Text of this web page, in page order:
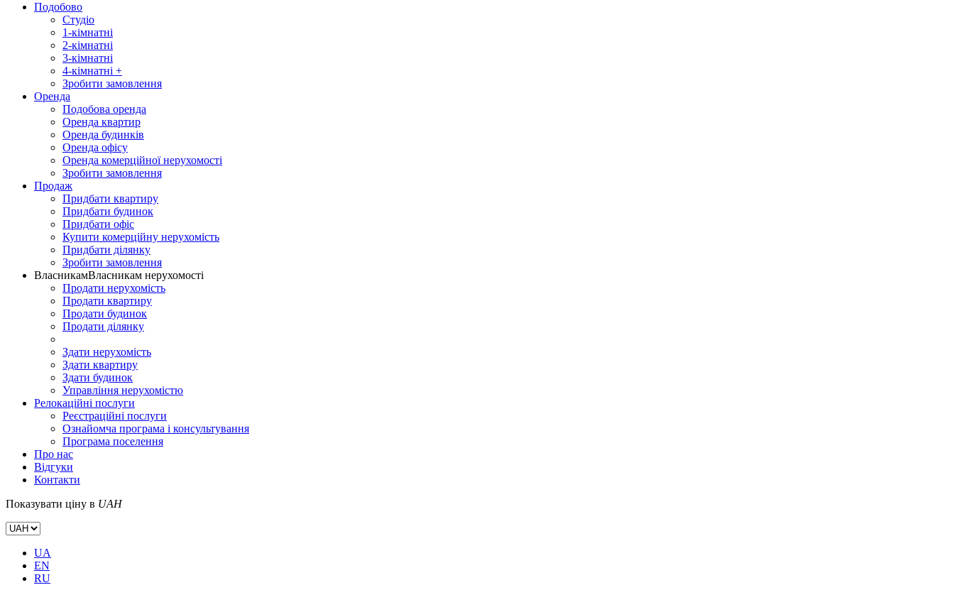
Подобово
Студіо
1-кімнатні
2-кімнатні
3-кімнатні
4-кімнатні +
Зробити замовлення
Оренда
Подобова оренда
Оренда квартир
Оренда будинків
Оренда офісу
Оренда комерційної нерухомості
Зробити замовлення
Продаж
Придбати квартиру
Придбати будинок
Придбати офіс
Купити комерційну нерухомість
Придбати ділянку
Зробити замовлення
ВласникамВласникам нерухомості
Продати нерухомість
Продати квартиру
Продати будинок
Продати ділянку
Здати нерухомість
Здати квартиру
Здати будинок
Управління нерухомістю
Релокаційні послуги
Реєстраційні послуги
Ознайомча програма і консультування
Програма поселення
Про нас
Відгуки
Контакти
Показувати ціну в UAH
UA
EN
RU